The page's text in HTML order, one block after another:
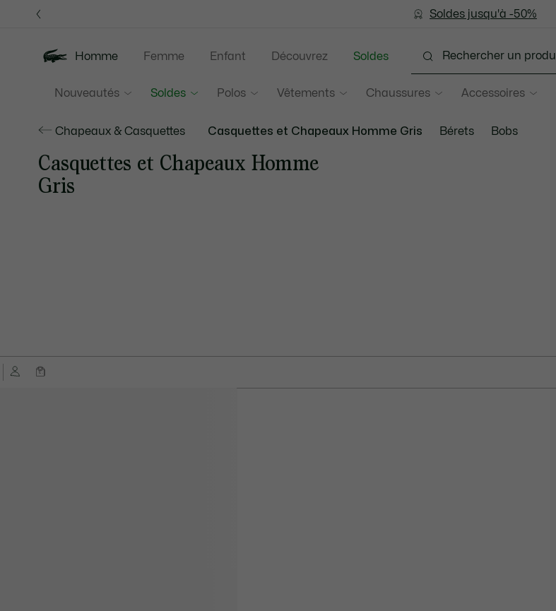
d’information
Retours gratuits
Devenez Lacoste Member!
Soldes jusqu'à -50%
Homme
Nouveautés Soldes Polos Vêtements Chaussures Accessoires
Femme Enfant Découvrez Soldes
Chapeaux & Casquettes Casquettes et Chapeaux Homme Gris Bérets Bobs
Casquettes et Chapeaux Homme
Gris